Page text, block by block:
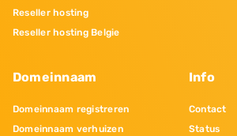
Reseller hosting
Reseller hosting Belgie
Domeinnaam
Domeinnaam registreren
Domeinnaam verhuizen
Info
Contact
Status